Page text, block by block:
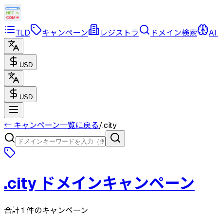
TLD キャンペーン レジストラ ドメイン検索 AI
USD
USD
← キャンペーン一覧に戻る/.city
.city ドメインキャンペーン
合計 1 件のキャンペーン